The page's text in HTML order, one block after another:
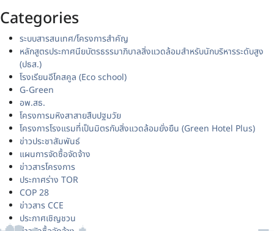
Categories
ระบบสารสนเทศ/โครงการสำคัญ
หลักสูตรประกาศนียบัตรธรรมาภิบาลสิ่งแวดล้อมสำหรับนักบริหารระดับสูง
(ปธส.)
โรงเรียนอีโคสคูล (Eco school)
G-Green
อพ.สธ.
โครงการมหิงสาสายสืบปฐมวัย
โครงการโรงแรมที่เป็นมิตรกับสิ่งแวดล้อมยั่งยืน (Green Hotel Plus)
ข่าวประชาสัมพันธ์
แผนการจัดซื้อจัดจ้าง
ข่าวสารโครงการ
ประกาศร่าง TOR
COP 28
ข่าวสาร CCE
ประกาศเชิญชวน